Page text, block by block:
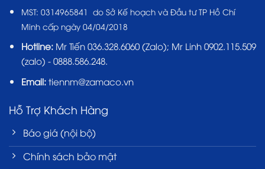
MST: 0314965841 do Sở Kế hoạch và Đầu tư TP Hồ Chí
Minh cấp ngày 04/04/2018
Hotline: Mr Tiến 036.328.6060(Zalo); Mr Linh 0902.115.509
(zalo) - 0888.586.248.
Email:tiennm@zamaco.vn
Hỗ Trợ Khách Hàng
Báo giá (nội bộ)
Chính sách bảo mật